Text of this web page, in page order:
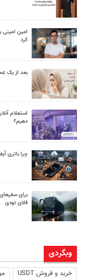
امین امینی
کرد
بعد از یک
استعلام
دهیم؟
چرا باتری آیفون
برای
فلای تودی
وبگردی
خرید و فروش USDT